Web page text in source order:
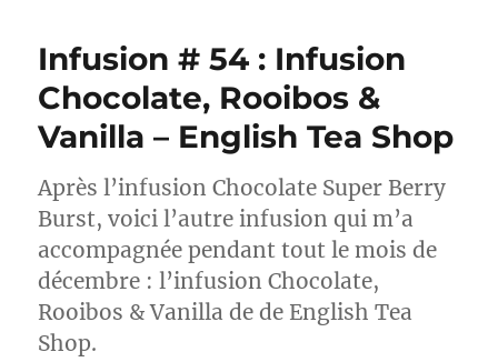
:
de
chai
teas
Infusion # 54 : Infusion
Chocolate, Rooibos &
Vanilla – English Tea Shop
Après l’infusion Chocolate Super Berry
Burst, voici l’autre infusion qui m’a
accompagnée pendant tout le mois de
décembre : l’infusion Chocolate,
Rooibos & Vanilla de de English Tea
Shop.